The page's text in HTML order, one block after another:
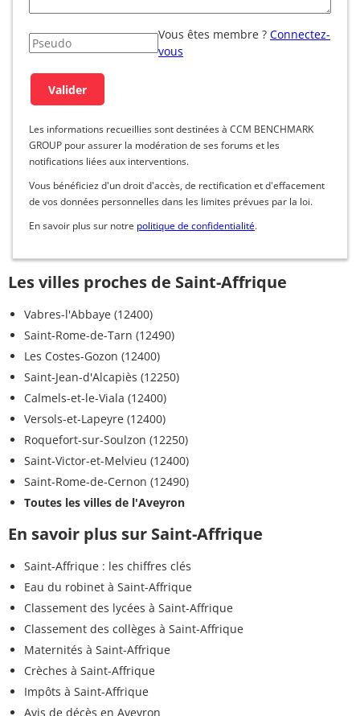
Vous êtes membre ? Connectez-
vous
Les informations recueillies sont destinées à CCM BENCHMARK
GROUP pour assurer la modération de ses forums et les
notifications liées aux interventions.
Vous bénéficiez d'un droit d'accès, de rectification et d'effacement
de vos données personnelles dans les limites prévues par la loi.
En savoir plus sur notre politique de confidentialité.
Les villes proches de Saint-Affrique
Vabres-l'Abbaye (12400)
Saint-Rome-de-Tarn (12490)
Les Costes-Gozon (12400)
Saint-Jean-d'Alcapiès (12250)
Calmels-et-le-Viala (12400)
Versols-et-Lapeyre (12400)
Roquefort-sur-Soulzon (12250)
Saint-Victor-et-Melvieu (12400)
Saint-Rome-de-Cernon (12490)
Toutes les villes de l'Aveyron
En savoir plus sur Saint-Affrique
Saint-Affrique : les chiffres clés
Eau du robinet à Saint-Affrique
Classement des lycées à Saint-Affrique
Classement des collèges à Saint-Affrique
Maternités à Saint-Affrique
Crèches à Saint-Affrique
Impôts à Saint-Affrique
Avis de décès en Aveyron